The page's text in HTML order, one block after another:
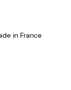
in France